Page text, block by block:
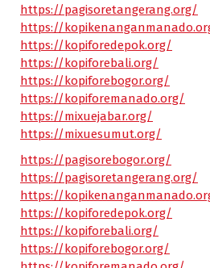
https://pagisoretangerang.org/
https://
https://kopiforedepok.org/
https://kopiforebali.org/
https://kopiforebogor.org/
https://kopiforemanado.org/
https://mixuejabar.org/
https://mixuesumut.org/
https://pagisorebogor.org/
https://pagisoretangerang.org/
https://
https://kopiforedepok.org/
https://kopiforebali.org/
https://kopiforebogor.org/